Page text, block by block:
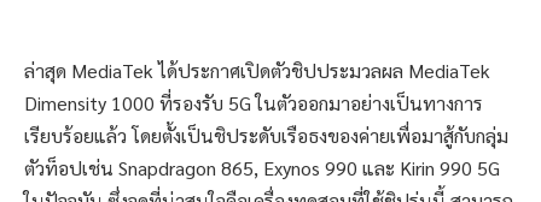
ล่าสุด MediaTek ได้ประกาศเปิดตัวชิปประมวลผล MediaTek
Dimensity 1000 ที่รองรับ 5G ในตัวออกมาอย่างเป็นทางการ
เรียบร้อยแล้ว โดยตั้งเป็นชิประดับเรือธงของค่ายเพื่อมาสู้กับกลุ่ม
ตัวท็อปเช่น Snapdragon 865, Exynos 990 และ Kirin 990 5G